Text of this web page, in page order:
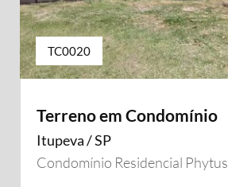
TC0020
Terreno em Condomínio
Itupeva / SP
Condomínio Residencial Phytus